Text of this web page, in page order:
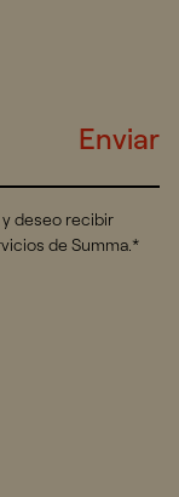
Enviar
y deseo recibir
de Summa.*